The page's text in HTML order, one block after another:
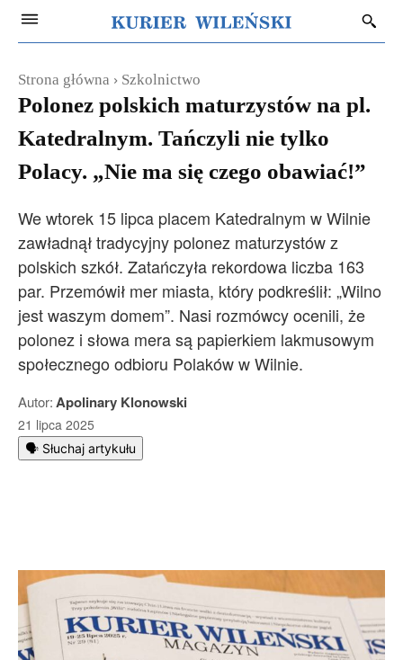
Strona główna Szkolnictwo
Polonez polskich maturzystów na pl.
Katedralnym. Tańczyli nie tylko
Polacy. „Nie ma się czego obawiać!”
We wtorek 15 lipca placem Katedralnym w Wilnie
zawładnął tradycyjny polonez maturzystów z
polskich szkół. Zatańczyła rekordowa liczba 163
par. Przemówił mer miasta, który podkreślił: „Wilno
jest waszym domem”. Nasi rozmówcy ocenili, że
polonez i słowa mera są papierkiem lakmusowym
społecznego odbioru Polaków w Wilnie.
Autor:Apolinary Klonowski
21 lipca 2025
🗣️ Słuchaj artykułu